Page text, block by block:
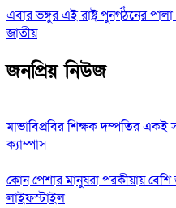
এবার ভঙ্গুর এই রাষ্ট্র পুনর্গঠনের পালা :
জাতীয়
জনপ্রিয় নিউজ
মাভাবিপ্রবির শিক্ষক দম্পতির একই
ক্যাম্পাস
কোন পেশার মানুষরা পরকীয়ায়
লাইফস্টাইল